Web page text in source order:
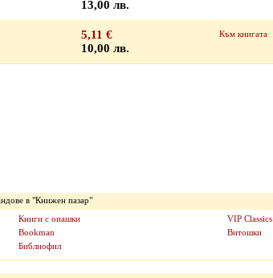
13,00 лв.
5,11 €
10,00 лв.
Към книгата
в "Книжен пазар"
Книги с опашки
Bookman
Библиофил
VIP Classics
Витошки